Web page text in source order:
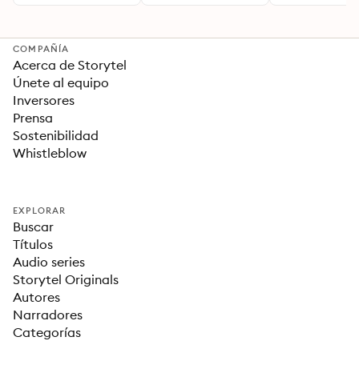
COMPAÑÍA
Acerca de Storytel
Únete al equipo
Inversores
Prensa
Sostenibilidad
Whistleblow
EXPLORAR
Buscar
Títulos
Audio series
Storytel Originals
Autores
Narradores
Categorías